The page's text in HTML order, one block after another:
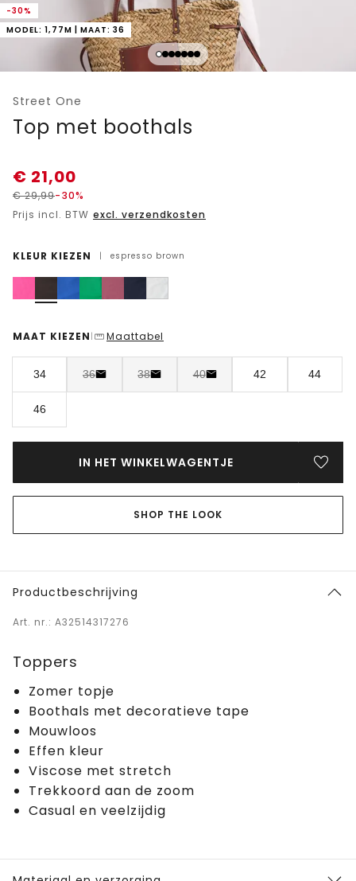
-30%
MODEL: 1,77M | MAAT: 36
Street One
Top met boothals
€ 21,00
€29,99-30%
Prijs incl. BTW excl. verzendkosten
KLEUR KIEZEN | espresso brown
MAAT KIEZEN | Maattabel
34 36 38 40 42 44
46
IN HET WINKELWAGENTJE
SHOP THE LOOK
Productbeschrijving
Art. nr.: A32514317276
Toppers
Zomer topje
Boothals met decoratieve tape
Mouwloos
Effen kleur
Viscose met stretch
Trekkoord aan de zoom
Casual en veelzijdig